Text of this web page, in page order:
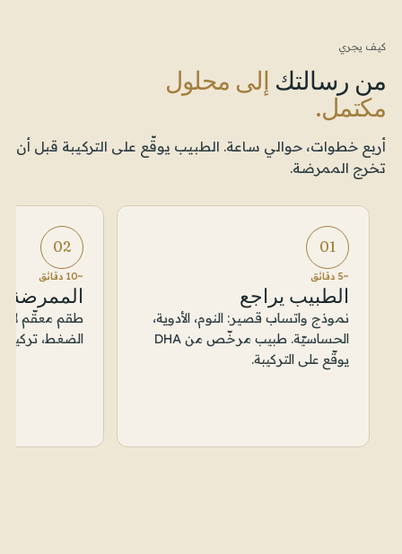
كيف يجري
من رسالتك إلى محلول
مكتمل.
أربع خطوات، حوالي ساعة. الطبيب يوقّع على التركيبة قبل أن
تخرج الممرضة.
01
~5 دقائق
الطبيب يراجع
نموذج واتساب قصير: النوم، الأدوية،
الحساسيّة. طبيب مرخّص من DHA
يوقّع على التركيبة.
02
~10 دقائق
الممرضة
طقم معقّم
الضغط، تركيب